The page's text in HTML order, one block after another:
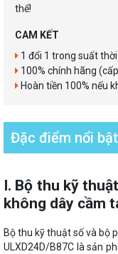
thể!
CAM KẾT
1 đổi 1 trong suất
100% chính hãng
Hoàn tiền 100% nếu
Đặc điểm nổi bật
I. Bộ thu kỹ
không dây cầm
Bộ thu kỹ thuật số và bộ
ULXD24D/B87C là sản